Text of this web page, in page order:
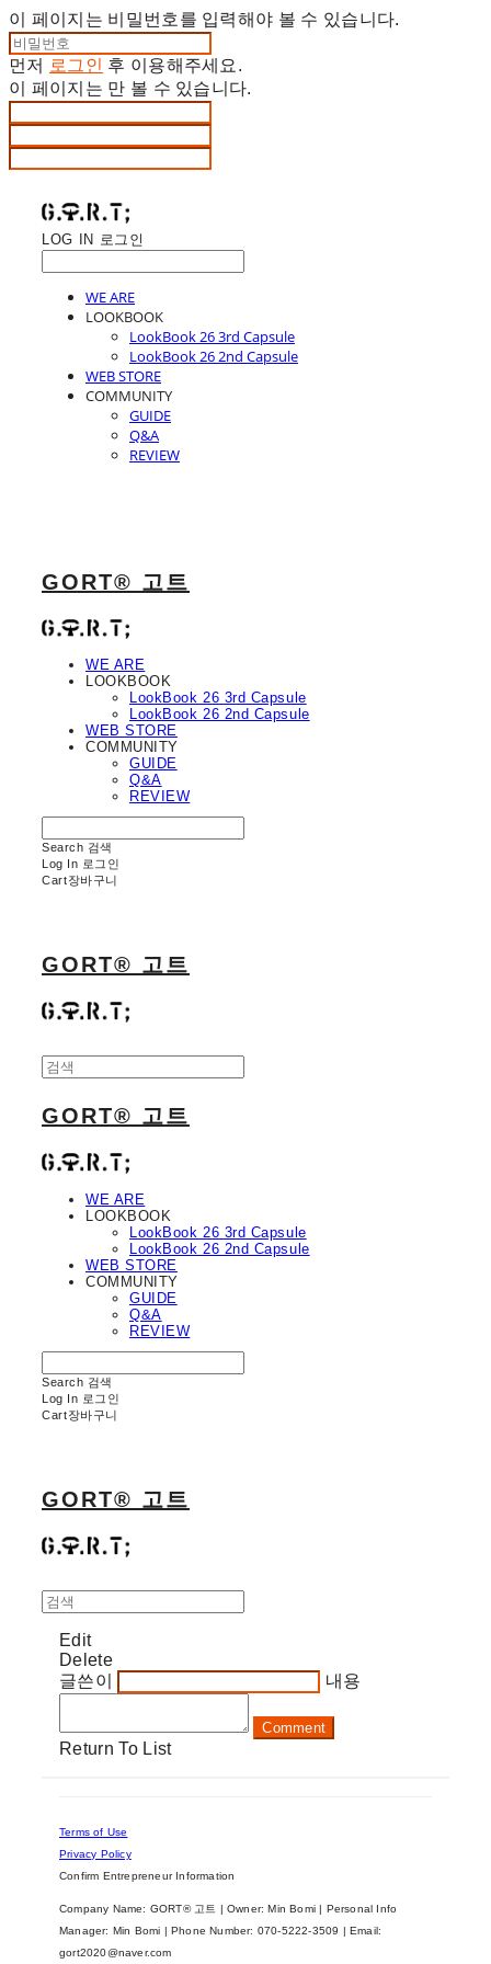
이 페이지는 비밀번호를 입력해야 볼 수 있습니다.
먼저 로그인 후 이용해주세요.
이 페이지는 만 볼 수 있습니다.
LOG IN 로그인
WE ARE
LOOKBOOK
LookBook 26 3rd Capsule
LookBook 26 2nd Capsule
WEB STORE
COMMUNITY
GUIDE
Q&A
REVIEW
GORT® 고트
WE ARE
LOOKBOOK
LookBook 26 3rd Capsule
LookBook 26 2nd Capsule
WEB STORE
COMMUNITY
GUIDE
Q&A
REVIEW
Search 검색
Log In 로그인
Cart장바구니
GORT® 고트
GORT® 고트
WE ARE
LOOKBOOK
LookBook 26 3rd Capsule
LookBook 26 2nd Capsule
WEB STORE
COMMUNITY
GUIDE
Q&A
REVIEW
Search 검색
Log In 로그인
Cart장바구니
GORT® 고트
Edit
Delete
글쓴이
내용
Comment
Return To List
Terms of Use
Privacy Policy
Confirm Entrepreneur Information
Company Name: GORT® 고트 | Owner: Min Bomi | Personal Info
Manager: Min Bomi | Phone Number: 070-5222-3509 | Email:
gort2020@naver.com